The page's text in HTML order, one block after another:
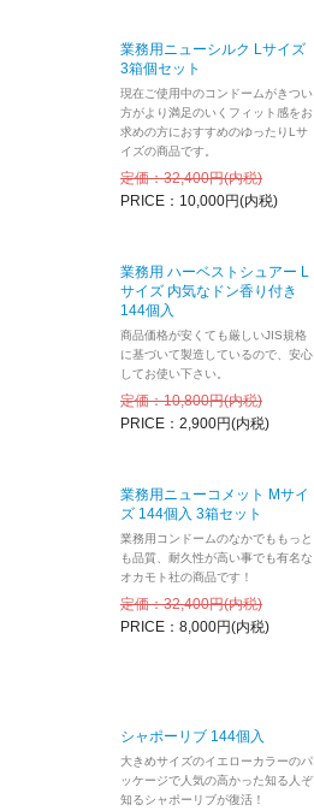
業務用ニューシルク Lサイズ
3箱個セット
現在ご使用中のコンドームがきつい
方がより満足のいくフィット感をお
求めの方におすすめのゆったりLサ
イズの商品です。
定価：32,400円(内税)
PRICE：10,000円(内税)
業務用 ハーベストシュアー L
サイズ 内気なドン香り付き
144個入
商品価格が安くても厳しいJIS規格
に基づいて製造しているので、安心
してお使い下さい。
定価：10,800円(内税)
PRICE：2,900円(内税)
業務用ニューコメット Mサイ
ズ 144個入 3箱セット
業務用コンドームのなかでももっと
も品質、耐久性が高い事でも有名な
オカモト社の商品です！
定価：32,400円(内税)
PRICE：8,000円(内税)
シャポーリブ 144個入
大きめサイズのイエローカラーのパ
ッケージで人気の高かった知る人ぞ
知るシャポーリブが復活！